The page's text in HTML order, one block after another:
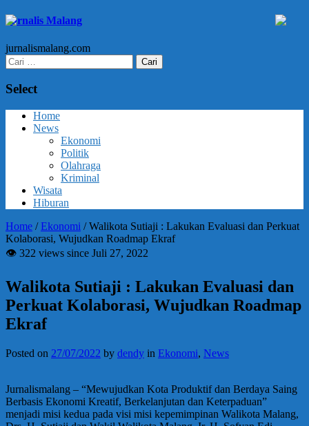
Jurnalis Malang
jurnalismalang.com
Cari
untuk:
Select
Home
News
Ekonomi
Politik
Olahraga
Kriminal
Wisata
Hiburan
Home /Ekonomi /Walikota Sutiaji : Lakukan Evaluasi dan Perkuat
Kolaborasi, Wujudkan Roadmap Ekraf
👁 322 views since Juli 27, 2022
Walikota Sutiaji : Lakukan Evaluasi dan
Perkuat Kolaborasi, Wujudkan Roadmap
Ekraf
Posted on 27/07/2022 by dendy in Ekonomi, News
Jurnalismalang – “Mewujudkan Kota Produktif dan Berdaya Saing
Berbasis Ekonomi Kreatif, Berkelanjutan dan Keterpaduan”
menjadi misi kedua pada visi misi kepemimpinan Walikota Malang,